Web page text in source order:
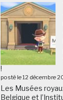
!
posté le 12 décembre
Les Musées
Belgique et